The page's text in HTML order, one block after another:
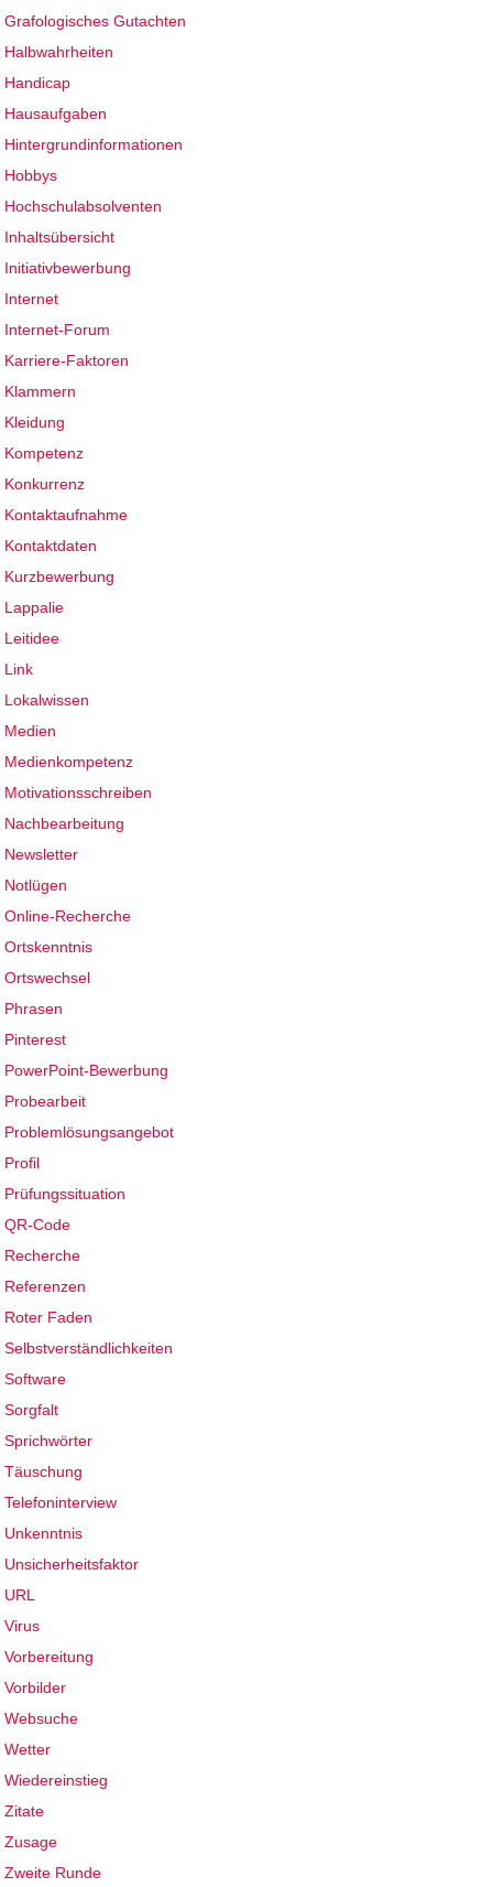
Grafologisches Gutachten
Halbwahrheiten
Handicap
Hausaufgaben
Hintergrundinformationen
Hobbys
Hochschulabsolventen
Inhaltsübersicht
Initiativbewerbung
Internet
Internet-Forum
Karriere-Faktoren
Klammern
Kleidung
Kompetenz
Konkurrenz
Kontaktaufnahme
Kontaktdaten
Kurzbewerbung
Lappalie
Leitidee
Link
Lokalwissen
Medien
Medienkompetenz
Motivationsschreiben
Nachbearbeitung
Newsletter
Notlügen
Online-Recherche
Ortskenntnis
Ortswechsel
Phrasen
Pinterest
PowerPoint-Bewerbung
Probearbeit
Problemlösungsangebot
Profil
Prüfungssituation
QR-Code
Recherche
Referenzen
Roter Faden
Selbstverständlichkeiten
Software
Sorgfalt
Sprichwörter
Täuschung
Telefoninterview
Unkenntnis
Unsicherheitsfaktor
URL
Virus
Vorbereitung
Vorbilder
Websuche
Wetter
Wiedereinstieg
Zitate
Zusage
Zweite Runde